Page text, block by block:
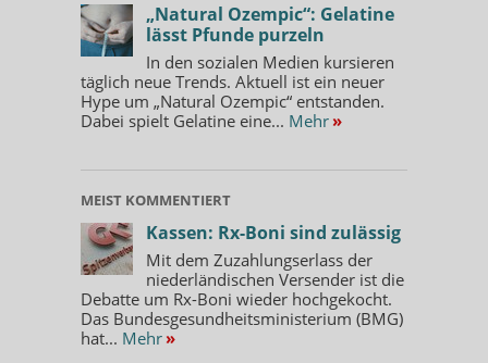
„Natural Ozempic“: Gelatine
lässt Pfunde purzeln
In den sozialen Medien kursieren
täglich neue Trends. Aktuell ist ein neuer
Hype um „Natural Ozempic“ entstanden.
Dabei spielt Gelatine eine... Mehr »
MEIST KOMMENTIERT
Kassen: Rx-Boni sind zulässig
Mit dem Zuzahlungserlass der
niederländischen Versender ist die
Debatte um Rx-Boni wieder hochgekocht.
Das Bundesgesundheitsministerium (BMG)
hat... Mehr »